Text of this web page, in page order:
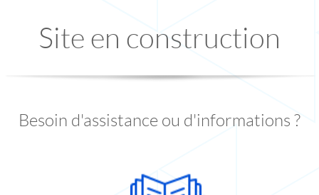
Site en construction
Besoin d'assistance ou d'informations ?